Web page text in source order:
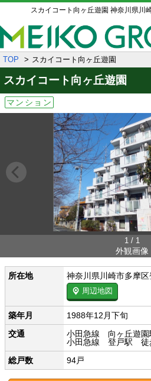
スカイコート向ヶ丘遊園 神奈川県川
TOP スカイコート向ヶ丘遊園
スカイコート向ヶ丘遊園
マンション
1 / 1
外観画像
所在地 神奈川県川崎市多摩
周辺地図
築年月
1988年12月下旬
交通
小田急線 向ヶ丘遊
小田急線 登戸駅 徒
総戸数
94戸